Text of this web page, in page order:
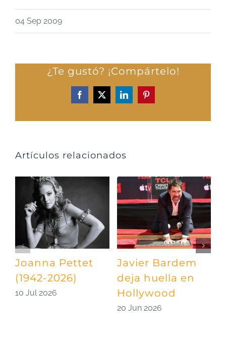
04 Sep 2009
¿Te gustó? ¡Compártelo!
Facebook
X LinkedInPinterest
Artículos relacionados
Joanna Pettet
(1942-2026)
10 Jul 2026
Javier Bardem
deja huella en
Hollywood
20 Jun 2026